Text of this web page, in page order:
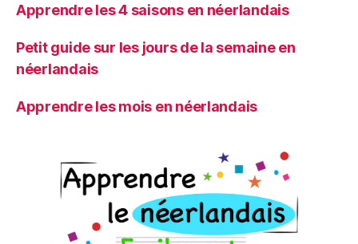
Apprendre les 4 saisons en néerlandais
Petit guide sur les jours de la semaine en
néerlandais
Apprendre les mois en néerlandais